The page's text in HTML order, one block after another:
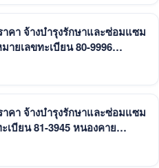
คา จ้างบำรุงรักษาและซ่อมแซม
ยเลขทะเบียน 80-9996
าร โดยวิธีเฉพาะเจาะจง
คา จ้างบำรุงรักษาและซ่อมแซม
เบียน 81-3945 หนองคาย
เฉพาะเจาะจง